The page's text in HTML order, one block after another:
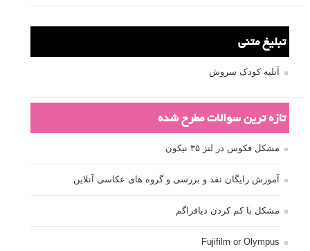
تبلیغ متنی
آتلیه کودک سروش
تازه ترین سوالات مطرح شده
مشکل فکوس در لنز ۳۵ نیکون
آموزش رایگان نقد و بررسی و گروه های عکاسی آنلاین
مشکل با کم کردن دیافراگم
Fujifilm or Olympus